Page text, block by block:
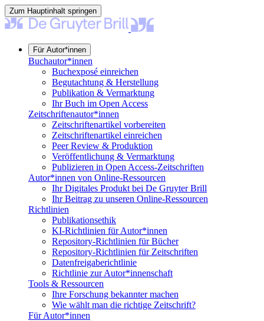
Zum Hauptinhalt springen
Für Autor*innen
Buchautor*innen
Buchexposé einreichen
Begutachtung & Herstellung
Publikation & Vermarktung
Ihr Buch im Open Access
Zeitschriftenautor*innen
Zeitschriftenartikel vorbereiten
Zeitschriftenartikel einreichen
Peer Review & Produktion
Veröffentlichung & Vermarktung
Publizieren in Open Access-Zeitschriften
Autor*innen von Online-Ressourcen
Ihr Digitales Produkt bei De Gruyter Brill
Ihr Beitrag zu unseren Online-Ressourcen
Richtlinien
Publikationsethik
KI-Richtlinien für Autor*innen
Repository-Richtlinien für Bücher
Repository-Richtlinien für Zeitschriften
Datenfreigaberichtlinie
Richtlinie zur Autor*innenschaft
Tools & Ressourcen
Ihre Forschung bekannter machen
Wie wählt man die richtige Zeitschrift?
Für Autor*innen